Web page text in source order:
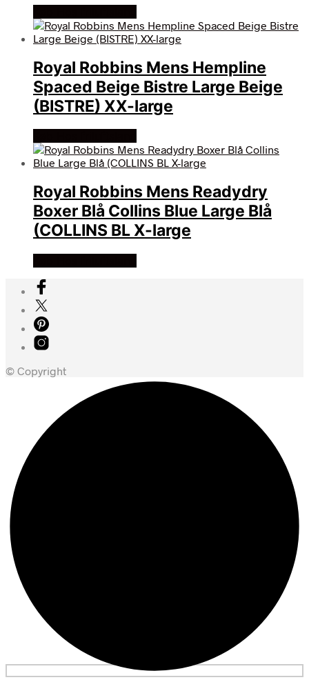
Royal Robbins Mens Hempline
Spaced Beige Bistre Large Beige
(BISTRE) XX-large
Royal Robbins Mens Readydry
Boxer Blå Collins Blue Large Blå
(COLLINS BL X-large
© Copyright